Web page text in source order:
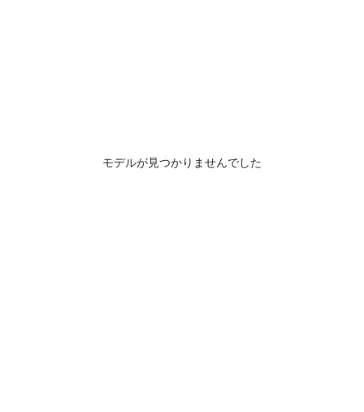
モデルが見つかりませんでした